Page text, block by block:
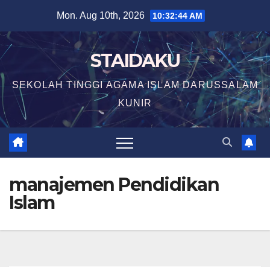
content
Mon. Aug 10th, 2026 10:32:45 AM
STAIDAKU
SEKOLAH TINGGI AGAMA ISLAM DARUSSALAM
KUNIR
manajemen Pendidikan
Islam